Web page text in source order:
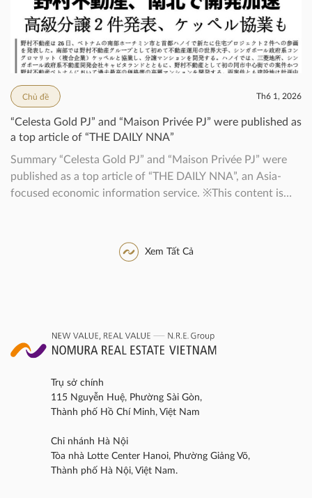
Chủ đề Th6 1, 2026
“Celesta Gold PJ” and “Maison Privée PJ” were published as
a top article of “THE DAILY NNA”
Summary “Celesta Gold PJ” and “Maison Privée PJ” were
published as a top article of “THE DAILY NNA”, an Asia-
focused economic information service. ※This content is
Xem Tất Cả
Trụ sở chính
115 Nguyễn Huệ, Phường Sài Gòn,
Thành phố Hồ Chí Minh, Việt Nam
Chi nhánh Hà Nội
Tòa nhà Lotte Center Hanoi, Phường Giảng Võ,
Thành phố Hà Nội, Việt Nam.